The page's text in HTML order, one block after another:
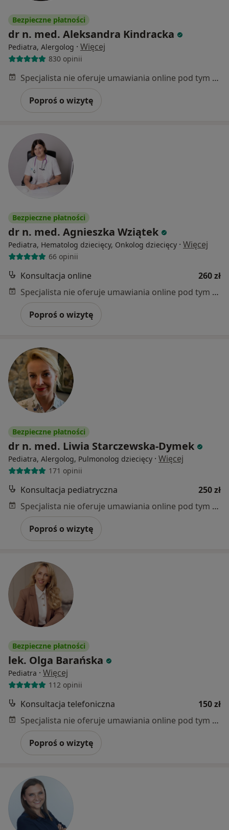
Bezpieczne płatności
dr n. med. Aleksandra Kindracka
Pediatra, Alergolog · Więcej
830 opinii
Specjalista nie oferuje umawiania online pod tym adresem.
Poproś o wizytę
Bezpieczne płatności
dr n. med. Agnieszka Wziątek
Pediatra, Hematolog dziecięcy, Onkolog dziecięcy · Więcej
66 opinii
Konsultacja online
260 zł
Specjalista nie oferuje umawiania online pod tym adresem.
Poproś o wizytę
Bezpieczne płatności
dr n. med. Liwia Starczewska-Dymek
Pediatra, Alergolog, Pulmonolog dziecięcy · Więcej
171 opinii
Konsultacja pediatryczna
250 zł
Specjalista nie oferuje umawiania online pod tym adresem.
Poproś o wizytę
Bezpieczne płatności
lek. Olga Barańska
Pediatra · Więcej
112 opinii
Konsultacja telefoniczna
150 zł
Specjalista nie oferuje umawiania online pod tym adresem.
Poproś o wizytę